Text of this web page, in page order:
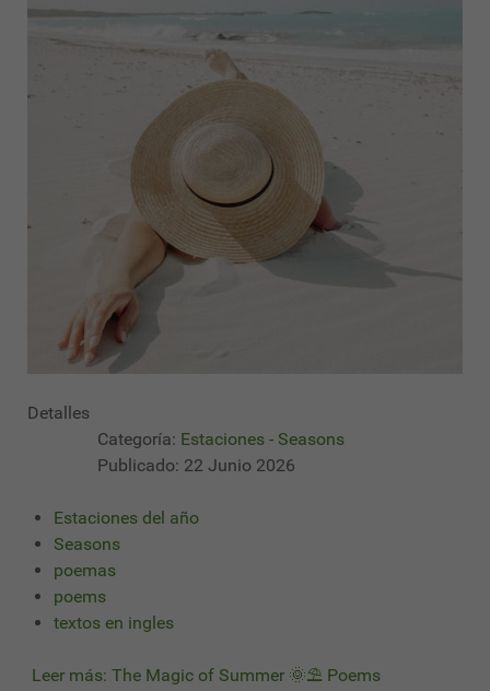
Detalles
Categoría: Estaciones - Seasons
Publicado: 22 Junio 2026
Estaciones del año
Seasons
poemas
poems
textos en ingles
Leer más: The Magic of Summer 🌞⛱ Poems